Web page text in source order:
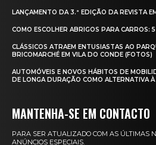
LANÇAMENTO DA 3.ª EDIÇÃO DA REVISTA
COMO ESCOLHER ABRIGOS PARA CARROS:
CLÁSSICOS ATRAEM ENTUSIASTAS AO
BRICOMARCHÉ EM VILA DO CONDE (FOTOS)
AUTOMÓVEIS E NOVOS HÁBITOS DE
DE LONGA DURAÇÃO COMO ALTERNATIVA
MANTENHA-SE EM CONTACTO
PARA SER ATUALIZADO COM AS ÚLTIMAS
ANÚNCIOS ESPECIAIS.